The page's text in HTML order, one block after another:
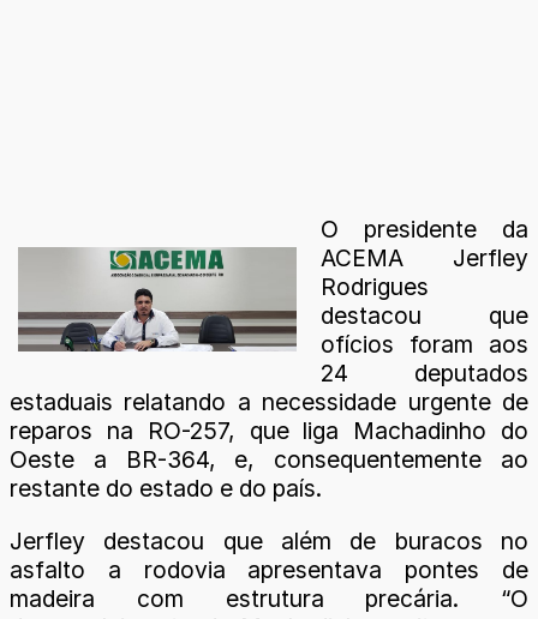
O presidente da
ACEMA Jerfley
Rodrigues
destacou que
ofícios foram aos
24 deputados
estaduais relatando a necessidade urgente de
reparos na RO-257, que liga Machadinho do
Oeste a BR-364, e, consequentemente ao
restante do estado e do país.
Jerfley destacou que além de buracos no
asfalto a rodovia apresentava pontes de
madeira com estrutura precária. “O